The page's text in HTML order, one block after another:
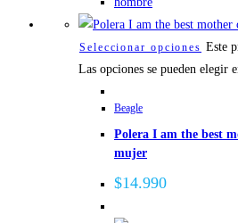
Seleccionar opciones Este
Las opciones se pueden elegir
Beagle
Polera I am the best
mujer
$14.990